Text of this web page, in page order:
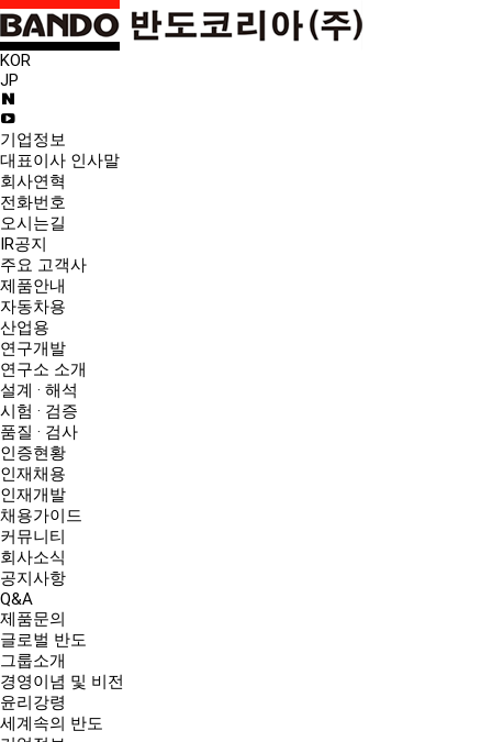
KOR
JP
기업정보
대표이사 인사말
회사연혁
전화번호
오시는길
IR공지
주요 고객사
제품안내
자동차용
산업용
연구개발
연구소 소개
설계 · 해석
시험 · 검증
품질 · 검사
인증현황
인재채용
인재개발
채용가이드
커뮤니티
회사소식
공지사항
Q&A
제품문의
글로벌 반도
그룹소개
경영이념 및 비전
윤리강령
세계속의 반도